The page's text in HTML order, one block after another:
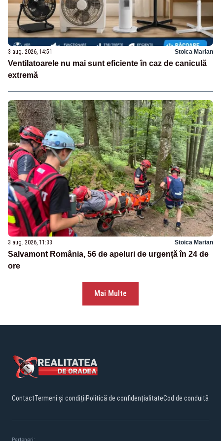
3 aug. 2026, 14:51 Stoica Marian
Ventilatoarele nu mai sunt eficiente în caz de caniculă
extremă
3 aug. 2026, 11:33 Stoica Marian
Salvamont România, 56 de apeluri de urgență în 24 de
ore
Mai Multe
ContactTermeni și condițiiPolitică de confidențialitateCod de conduită